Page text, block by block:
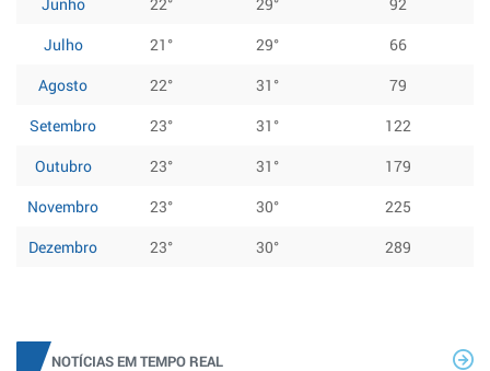
Julho
21° 29°
66
Agosto
22° 31°
79
Setembro
23° 31°
122
Outubro
23° 31°
179
Novembro
23° 30°
225
Dezembro
23° 30° 289
NOTÍCIAS EM TEMPO REAL